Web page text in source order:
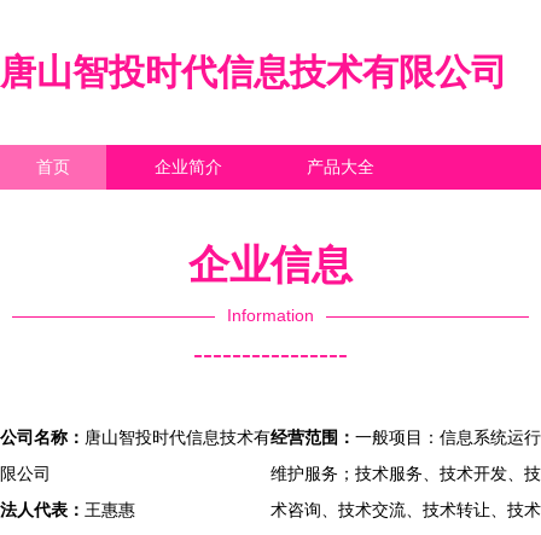
唐山智投时代信息技术有限公司
首页 企业简介 产品大全
企业信息
Information
----------------
公司名称： 唐山智投时代信息技术有
限公司
法人代表： 王惠惠
经营范围： 一般项目：信息系统运行
维护服务；技术服务、技术开发、技
术咨询、技术交流、技术转让、技术